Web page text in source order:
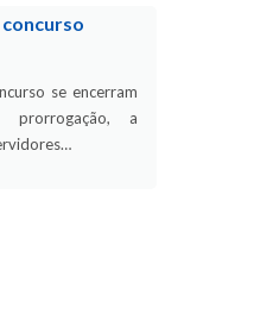
se encerram
a